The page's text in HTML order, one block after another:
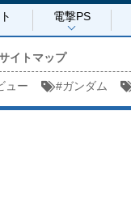
電撃PS
イトマップ
ュー #ガンダム